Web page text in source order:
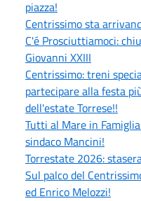
piazza!
Centrissimo sta
C'é Prosciuttiamoci:
Giovanni XXIII
Centrissimo: treni
partecipare alla festa
dell'estate Torrese!!
Tutti al Mare in
sindaco Mancini!
Torrestate 2026:
Sul palco del
ed Enrico Melozzi!